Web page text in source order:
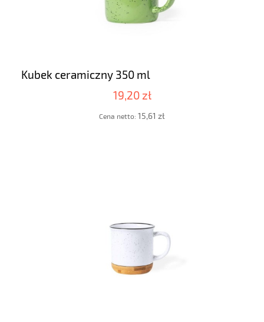
Kubek ceramiczny 350 ml
19,20 zł
Cena netto: 15,61 zł